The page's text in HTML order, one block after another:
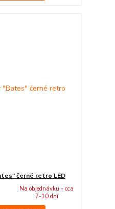
černé retro LED
Na objednávku - cca
7-10 dní